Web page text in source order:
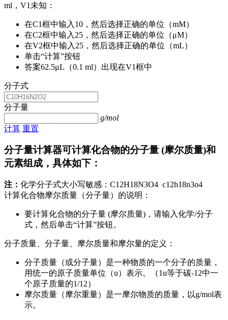
ml，V1未知：
在C1框中输入10，然后选择正确的单位（mM）
在C2框中输入25，然后选择正确的单位（μM）
在V2框中输入25，然后选择正确的单位（mL）
单击“计算”按钮
答案62.5μL（0.1 ml）出现在V1框中
分子式
分子量
g/mol
计算 重置
分子量计算器可计算化合物的分子量 (摩尔质量)和
元素组成，具体如下：
注： 化学分子式大小写敏感：C12H18N3O4 c12h18n3o4
计算化合物摩尔质量（分子量）的说明：
要计算化合物的分子量 (摩尔质量)，请输入化学/分子
式，然后单击“计算”按钮。
分子质量、分子量、摩尔质量和摩尔量的定义：
分子质量（或分子量）是一种物质的一个分子的质量，
用统一的原子质量单位（u）表示。（1u等于碳-12中一
个原子质量的1/12）
摩尔质量（摩尔重量）是一摩尔物质的质量，以g/mol表
示。